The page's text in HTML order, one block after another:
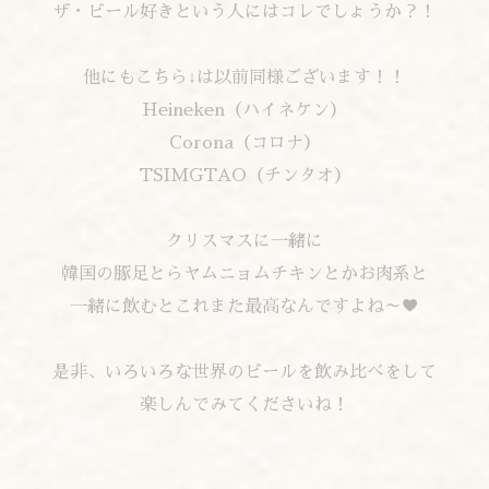
ザ・ビール好きという人にはコレでしょうか？！
他にもこちら↓は以前同様ございます！！
Heineken（ハイネケン）
Corona（コロナ）
TSIMGTAO（チンタオ）
クリスマスに一緒に
韓国の豚足とらヤムニョムチキンとかお肉系と
一緒に飲むとこれまた最高なんですよね～♥
是非、いろいろな世界のビールを飲み比べをして
楽しんでみてくださいね！